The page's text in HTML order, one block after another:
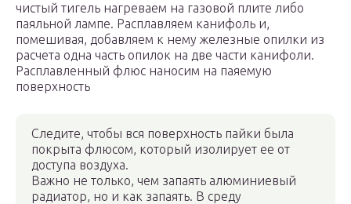
чистый тигель нагреваем на газовой плите либо
паяльной лампе. Расплавляем канифоль и,
помешивая, добавляем к нему железные опилки из
расчета одна часть опилок на две части канифоли.
Расплавленный флюс наносим на паяемую
поверхность
Следите, чтобы вся поверхность пайки была
покрыта флюсом, который изолирует ее от
доступа воздуха.
Важно не только, чем запаять алюминиевый
радиатор, но и как запаять. В среду